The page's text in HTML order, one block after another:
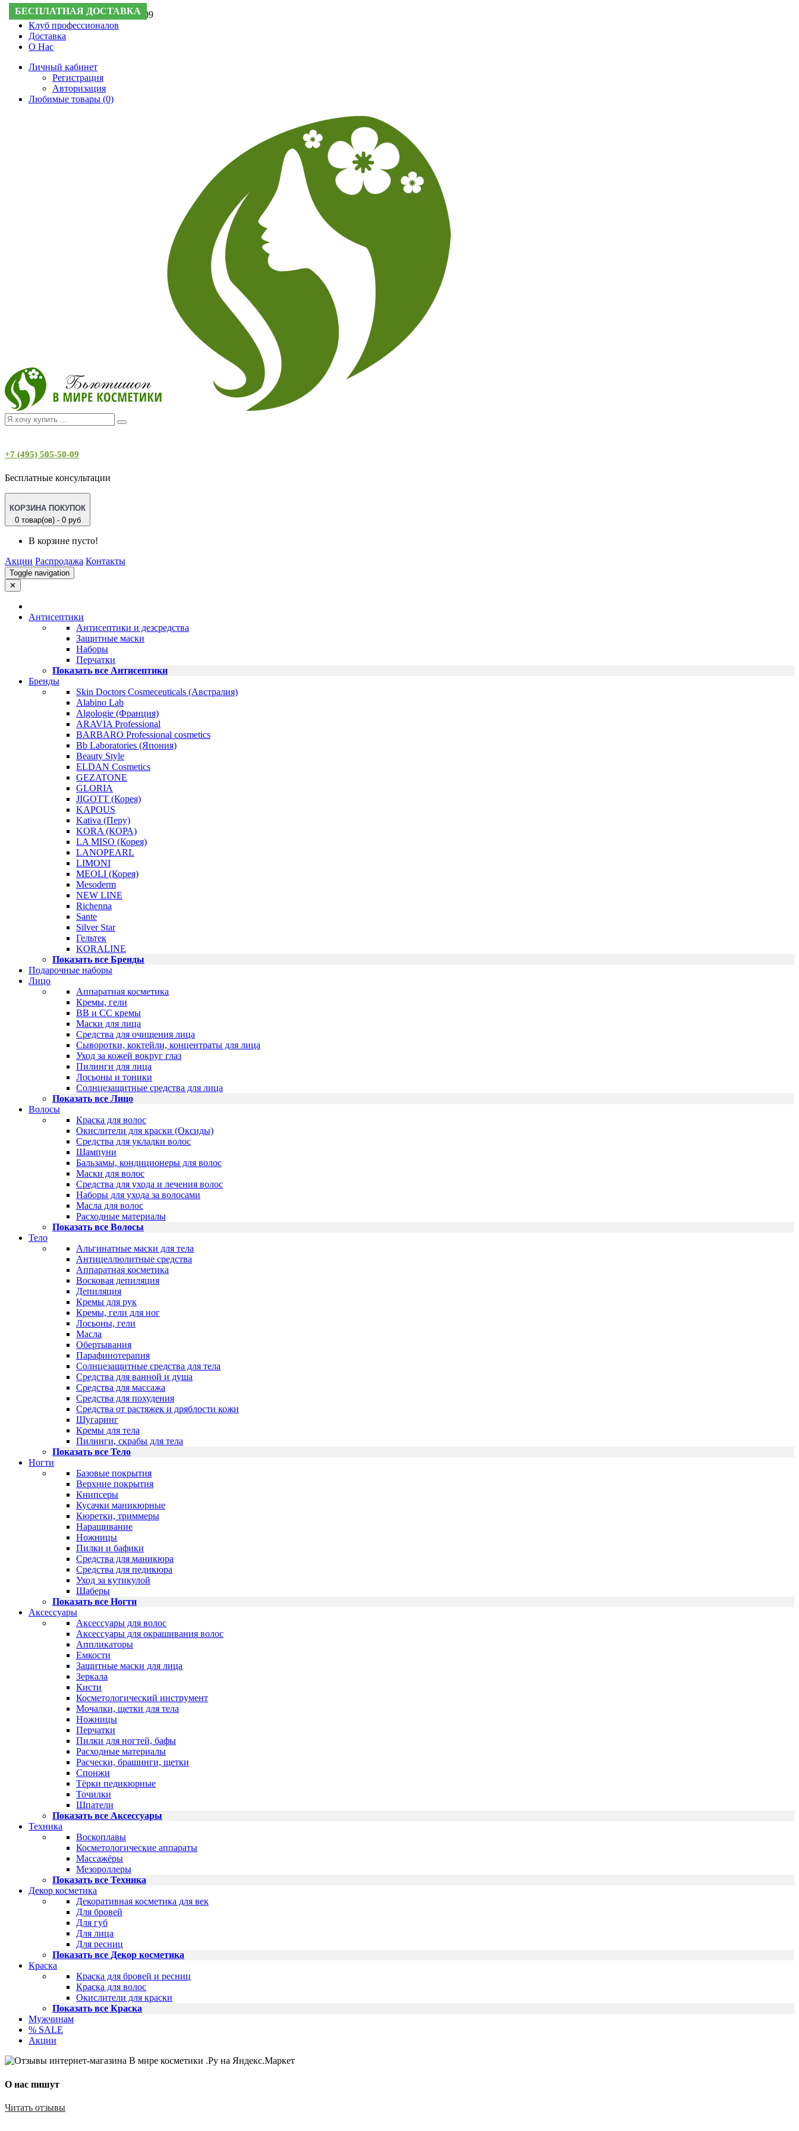
Поддержка: +7 (495) 505-50-09
Клуб профессионалов
Доставка
О Нас
Личный кабинет
Регистрация
Авторизация
Любимые товары (0)
+7 (495) 505-50-09
Бесплатные консультации
КОРЗИНА ПОКУПОК
0 товар(ов) - 0 руб
В корзине пусто!
Акции Распродажа Контакты
Toggle navigation
✕
Антисептики
Антисептики и дезсредства
Защитные маски
Наборы
Перчатки
Показать все Антисептики
Бренды
Skin Doctors Cosmeceuticals (Австралия)
Alabino Lab
Algologie (Франция)
ARAVIA Professional
BARBARO Professional cosmetics
Bb Laboratories (Япония)
Beauty Style
ELDAN Cosmetics
GEZATONE
GLORIA
JIGOTT (Корея)
KAPOUS
Kativa (Перу)
KORA (КОРА)
LA MISO (Корея)
LANOPEARL
LIMONI
MEOLI (Корея)
Mesoderm
NEW LINE
Richenna
Sante
Silver Star
Гельтек
KORALINE
Показать все Бренды
Подарочные наборы
Лицо
Аппаратная косметика
Кремы, гели
BB и CC кремы
Маски для лица
Средства для очищения лица
Сыворотки, коктейли, концентраты для лица
Уход за кожей вокруг глаз
Пилинги для лица
Лосьоны и тоники
Солнцезащитные средства для лица
Показать все Лицо
Волосы
Краска для волос
Окислители для краски (Оксиды)
Средства для укладки волос
Шампуни
Бальзамы, кондиционеры для волос
Маски для волос
Средства для ухода и лечения волос
Наборы для ухода за волосами
Масла для волос
Расходные материалы
Показать все Волосы
Тело
Альгинатные маски для тела
Антицеллюлитные средства
Аппаратная косметика
Восковая депиляция
Депиляция
Кремы для рук
Кремы, гели для ног
Лосьоны, гели
Масла
Обертывания
Парафинотерапия
Солнцезащитные средства для тела
Средства для ванной и душа
Средства для массажа
Средства для похудения
Средства от растяжек и дряблости кожи
Шугаринг
Кремы для тела
Пилинги, скрабы для тела
Показать все Тело
Ногти
Базовые покрытия
Верхние покрытия
Книпсеры
Кусачки маникюрные
Кюретки, триммеры
Наращивание
Ножницы
Пилки и бафики
Средства для маникюра
Средства для педикюра
Уход за кутикулой
Шаберы
Показать все Ногти
Аксессуары
Аксессуары для волос
Аксессуары для окрашивания волос
Аппликаторы
Емкости
Защитные маски для лица
Зеркала
Кисти
Косметологический инструмент
Мочалки, щетки для тела
Ножницы
Перчатки
Пилки для ногтей, бафы
Расходные материалы
Расчески, брашинги, щетки
Спонжи
Тёрки педикюрные
Точилки
Шпатели
Показать все Аксессуары
Техника
Воскоплавы
Косметологические аппараты
Массажёры
Мезороллеры
Показать все Техника
Декор косметика
Декоративная косметика для век
Для бровей
Для губ
Для лица
Для ресниц
Показать все Декор косметика
Краска
Краска для бровей и ресниц
Краска для волос
Окислители для краски
Показать все Краска
Мужчинам
% SALE
Акции
О нас пишут
Читать отзывы
БЕСПЛАТНАЯ ДОСТАВКА